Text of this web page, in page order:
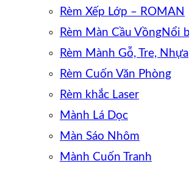
Rèm Xếp Lớp – ROMAN
Rèm Màn Cầu Vồng
Rèm Mành Gỗ, Tre, Nhựa
Rèm Cuốn Văn Phòng
Rèm khắc Laser
Mành Lá Dọc
Màn Sáo Nhôm
Mành Cuốn Tranh